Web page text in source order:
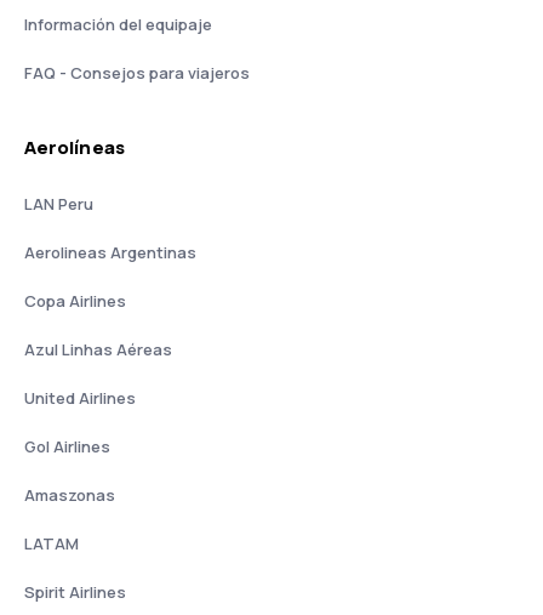
Información del equipaje
FAQ - Consejos para viajeros
Aerolíneas
LAN Peru
Aerolineas Argentinas
Copa Airlines
Azul Linhas Aéreas
United Airlines
Gol Airlines
Amaszonas
LATAM
Spirit Airlines